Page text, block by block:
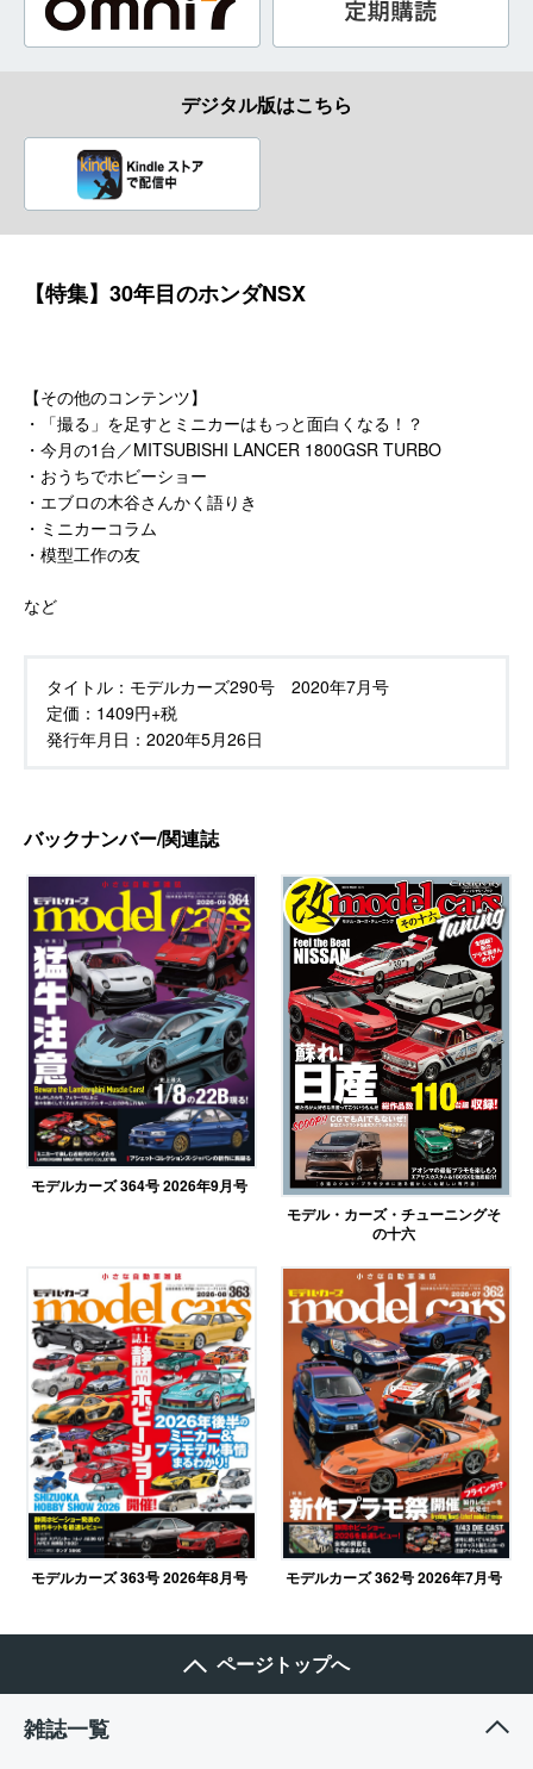
デジタル版はこちら
【特集】30年目のホンダNSX
【その他のコンテンツ】
・「撮る」を足すとミニカーはもっと面白くなる！？
・今月の1台／MITSUBISHI LANCER 1800GSR TURBO
・おうちでホビーショー
・エブロの木谷さんかく語りき
・ミニカーコラム
・模型工作の友
など
タイトル： モデルカーズ290号 2020年7月号
定価： 1409円+税
発行年月日： 2020年5月26日
バックナンバー/関連誌
モデルカーズ 364号 2026年9月号
モデル・カーズ・チューニングそ
の十六
モデルカーズ 363号 2026年8月号 モデルカーズ 362号 2026年7月号
ページトップへ
雑誌一覧